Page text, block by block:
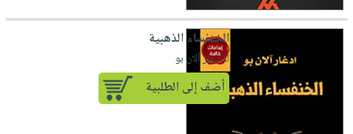
الخنفساء الذهبية
لـ ادغار آلان بو
أضف إلى الطلبية